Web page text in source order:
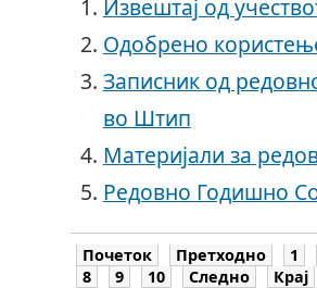
Извештај од
Одобрено
Записник од
во Штип
Материјали за
Редовно Годишно
Почеток Претходно
1
8
9 10 Следно Крај